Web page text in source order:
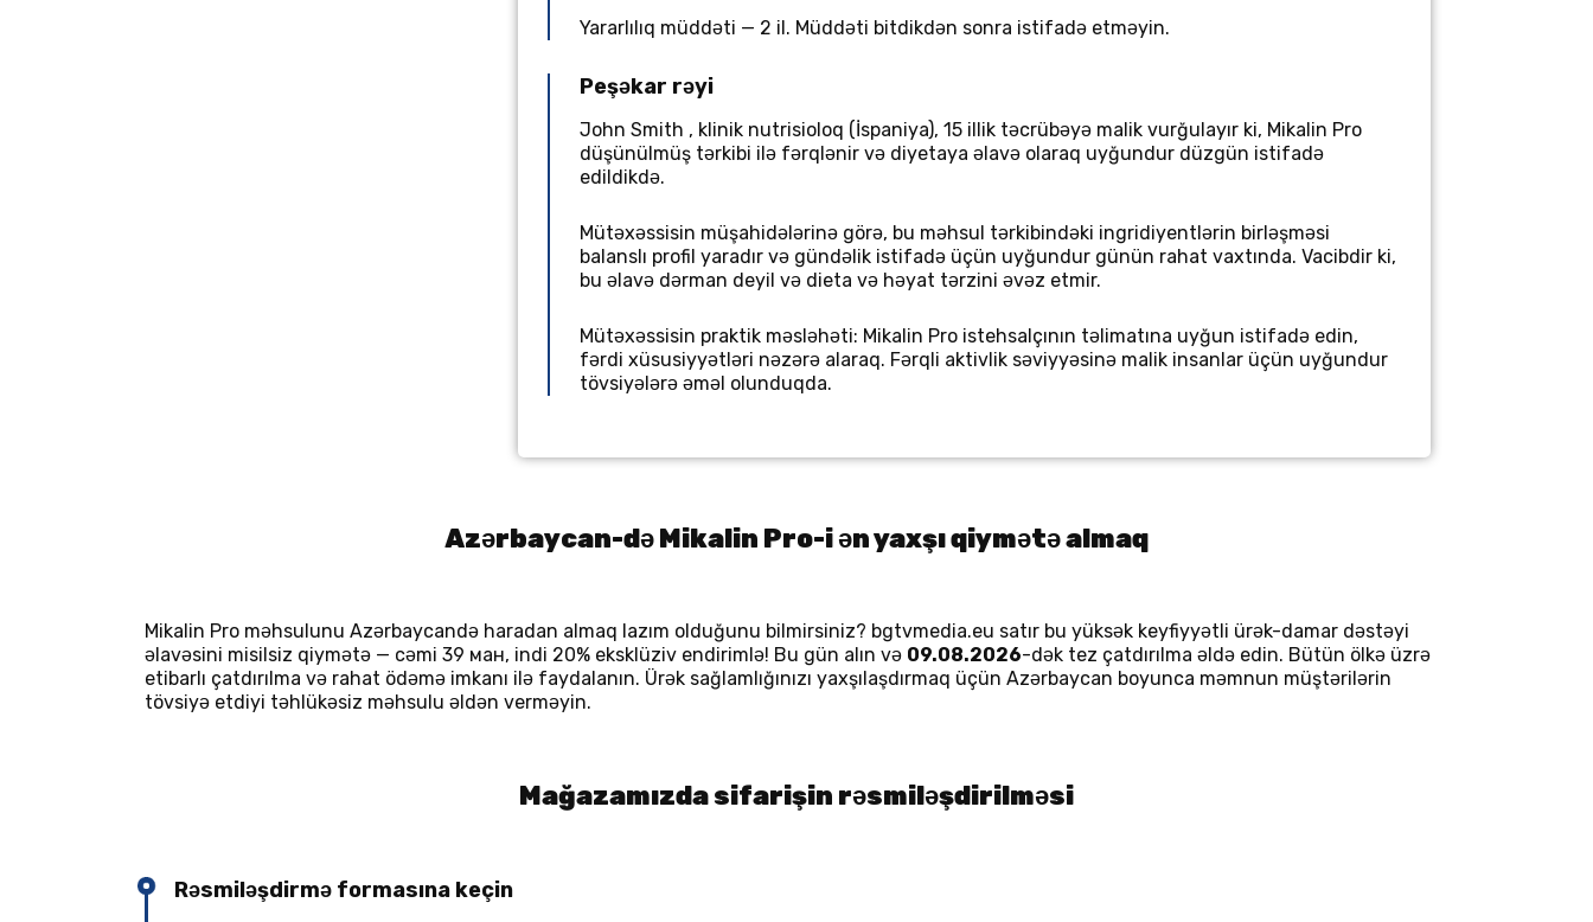
Yararlılıq müddəti — 2 il. Müddəti bitdikdən sonra istifadə etməyin.
Peşəkar rəyi
John Smith , klinik nutrisioloq (İspaniya), 15 illik təcrübəyə malik vurğulayır ki, Mikalin Pro
düşünülmüş tərkibi ilə fərqlənir və diyetaya əlavə olaraq uyğundur düzgün istifadə
edildikdə.
Mütəxəssisin müşahidələrinə görə, bu məhsul tərkibindəki ingridiyentlərin birləşməsi
balanslı profil yaradır və gündəlik istifadə üçün uyğundur günün rahat vaxtında. Vacibdir ki,
bu əlavə dərman deyil və dieta və həyat tərzini əvəz etmir.
Mütəxəssisin praktik məsləhəti: Mikalin Pro istehsalçının təlimatına uyğun istifadə edin,
fərdi xüsusiyyətləri nəzərə alaraq. Fərqli aktivlik səviyyəsinə malik insanlar üçün uyğundur
tövsiyələrə əməl olunduqda.
Azərbaycan-də Mikalin Pro-i ən yaxşı qiymətə almaq
Mikalin Pro məhsulunu Azərbaycandə haradan almaq lazım olduğunu bilmirsiniz? bgtvmedia.eu satır bu yüksək keyfiyyətli ürək-damar dəstəyi
əlavəsini misilsiz qiymətə — cəmi 39 ман, indi 20% eksklüziv endirimlə! Bu gün alın və 09.08.2026-dək tez çatdırılma əldə edin. Bütün ölkə üzrə
etibarlı çatdırılma və rahat ödəmə imkanı ilə faydalanın. Ürək sağlamlığınızı yaxşılaşdırmaq üçün Azərbaycan boyunca məmnun müştərilərin
tövsiyə etdiyi təhlükəsiz məhsulu əldən verməyin.
Mağazamızda sifarişin rəsmiləşdirilməsi
Rəsmiləşdirmə formasına keçin